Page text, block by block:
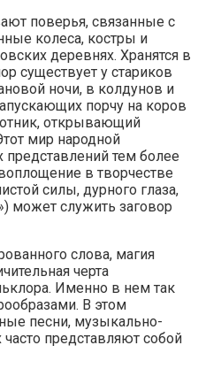
поверья, связанные с
колеса, костры и
деревнях. Хранятся в
существует у стариков
ночи, в колдунов и
порчу на коров
открывающий
мир народной
представлений тем более
в творчестве
силы, дурного глаза,
может служить заговор
слова, магия
черта
Именно в нем так
В этом
песни, музыкально-
представляют собой